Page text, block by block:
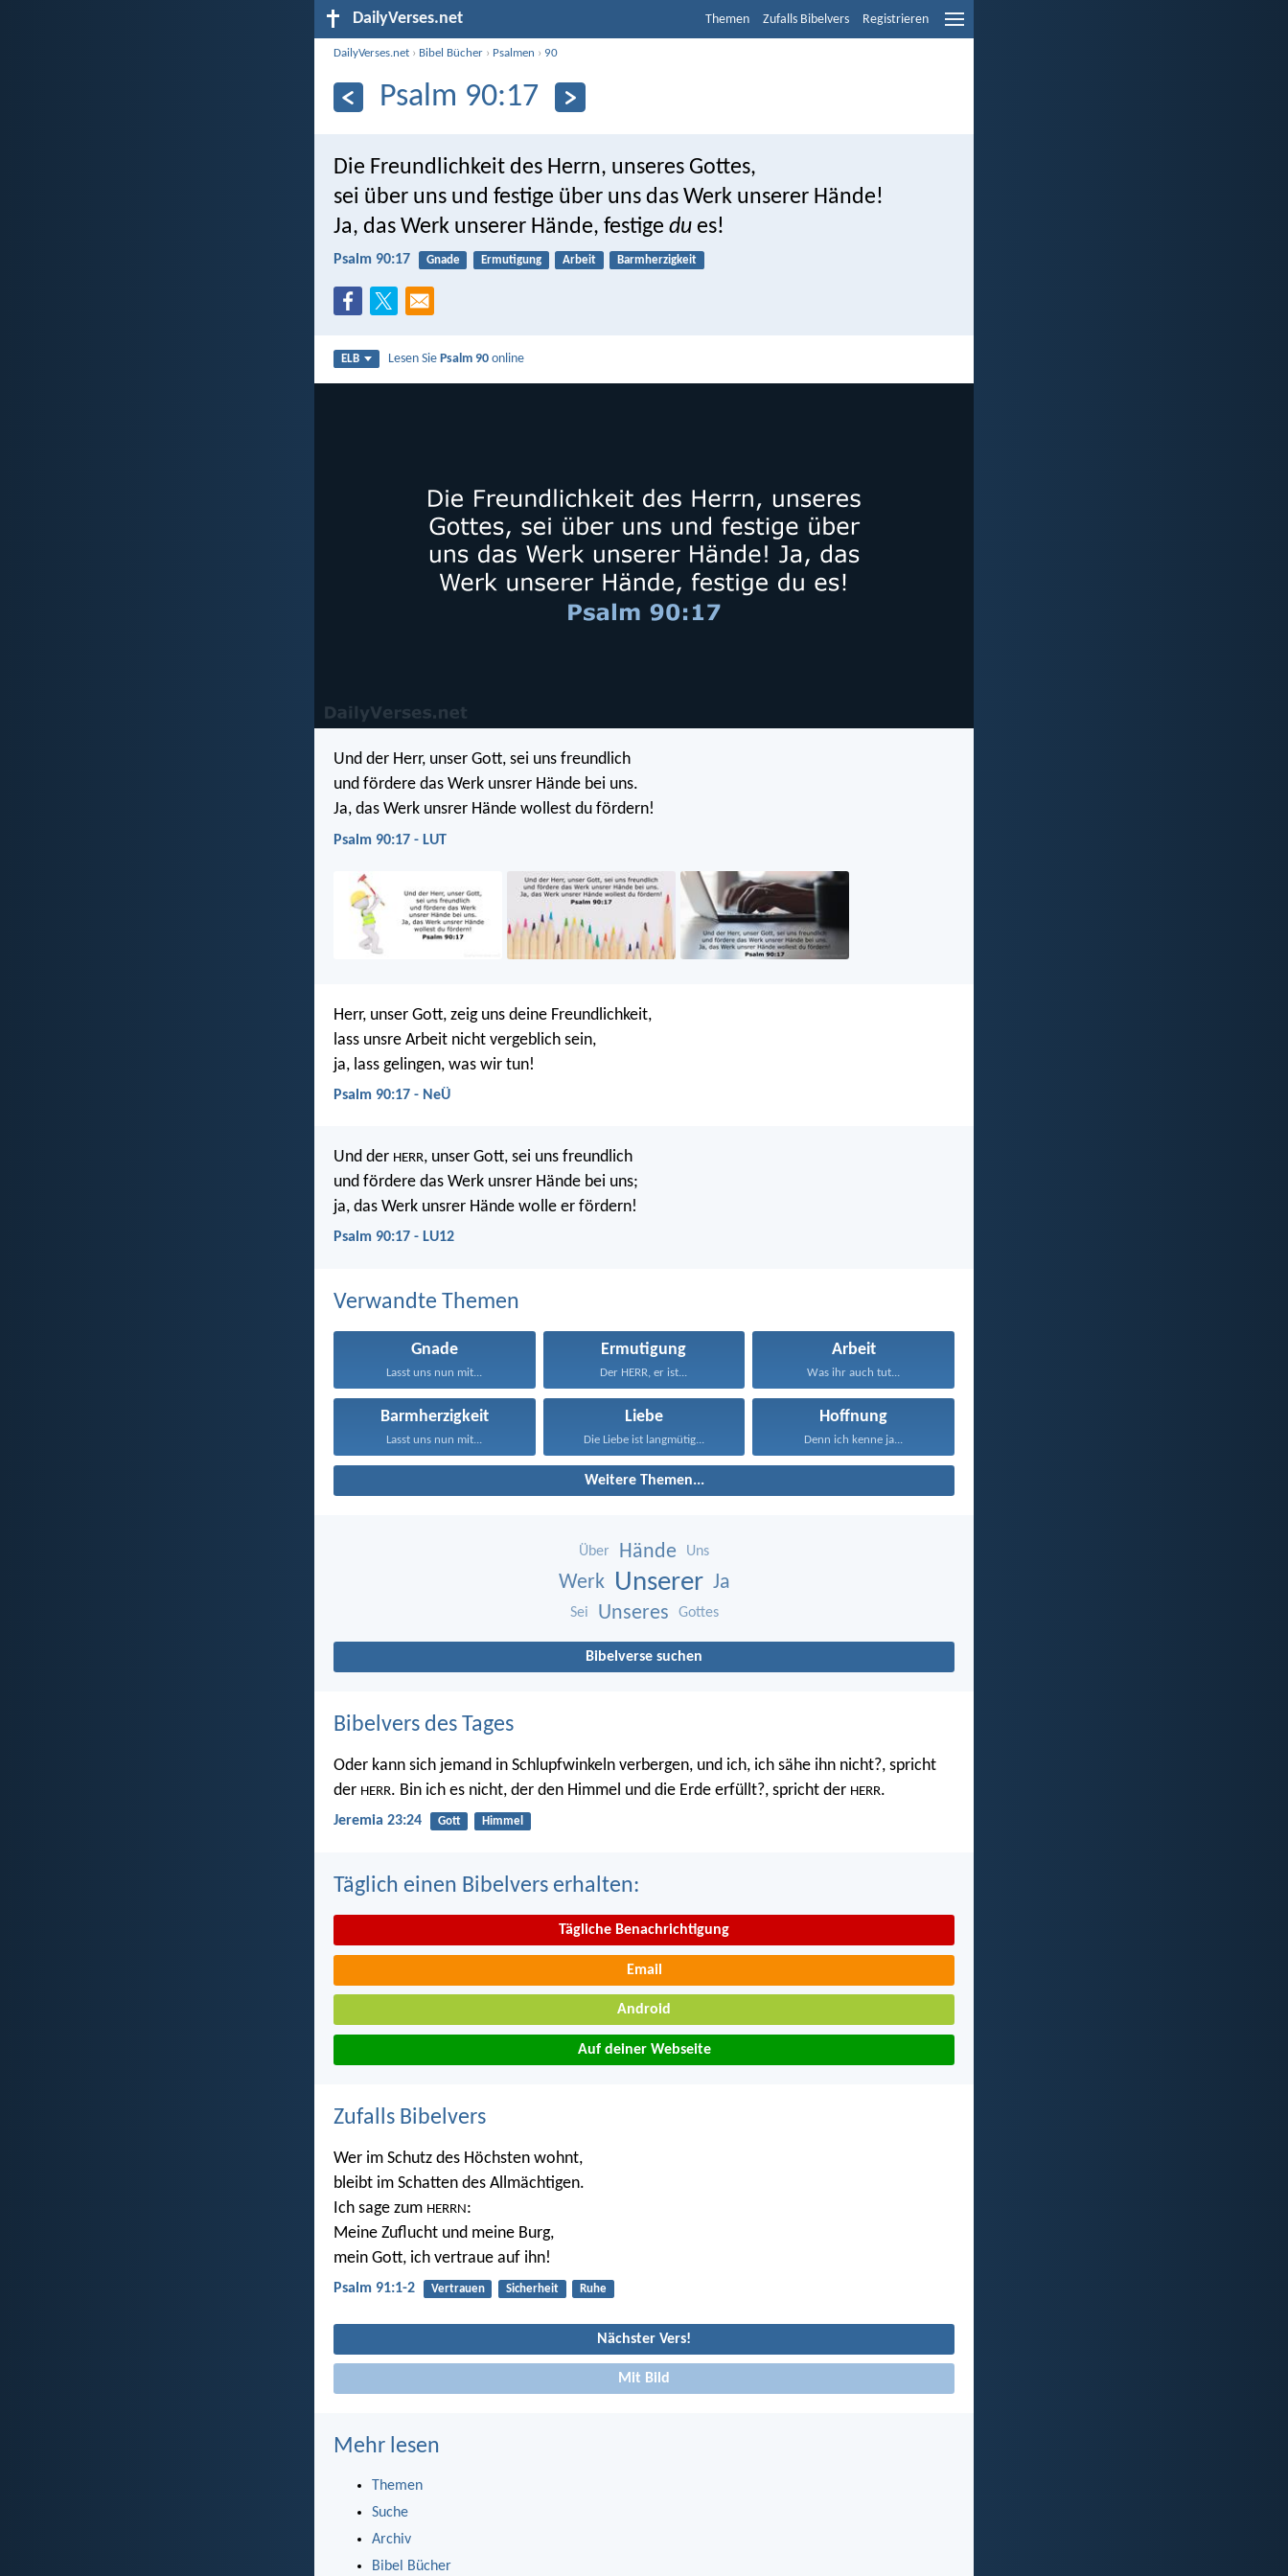
DailyVerses.net Themen Zufalls Bibelvers Registrieren
DailyVerses.net › Bibel Bücher › Psalmen › 90
Psalm 90:17
Die Freundlichkeit des Herrn, unseres Gottes,
sei über uns und festige über uns das Werk unserer Hände!
Ja, das Werk unserer Hände, festige du es!
Psalm 90:17 Gnade Ermutigung Arbeit Barmherzigkeit
ELB Lesen SiePsalm 90 online
Und der Herr, unser Gott, sei uns freundlich
und fördere das Werk unsrer Hände bei uns.
Ja, das Werk unsrer Hände wollest du fördern!
Psalm 90:17 - LUT
Herr, unser Gott, zeig uns deine Freundlichkeit,
lass unsre Arbeit nicht vergeblich sein,
ja, lass gelingen, was wir tun!
Psalm 90:17 - NeÜ
Und der HERR, unser Gott, sei uns freundlich
und fördere das Werk unsrer Hände bei uns;
ja, das Werk unsrer Hände wolle er fördern!
Psalm 90:17 - LU12
Verwandte Themen
Gnade
Lasst uns nun mit...
Ermutigung
Der HERR, er ist...
Arbeit
Was ihr auch tut...
Barmherzigkeit
Lasst uns nun mit...
Liebe
Die Liebe ist langmütig...
Hoffnung
Denn ich kenne ja...
Weitere Themen...
Über Hände Uns
Werk Unserer Ja
Sei Unseres Gottes
Bibelverse suchen
Bibelvers des Tages
Oder kann sich jemand in Schlupfwinkeln verbergen, und ich, ich sähe ihn nicht?, spricht
der HERR. Bin ich es nicht, der den Himmel und die Erde erfüllt?, spricht der HERR.
Jeremia 23:24 Gott Himmel
Täglich einen Bibelvers erhalten:
Tägliche Benachrichtigung
Email
Android
Auf deiner Webseite
Zufalls Bibelvers
Wer im Schutz des Höchsten wohnt,
bleibt im Schatten des Allmächtigen.
Ich sage zum HERRN:
Meine Zuflucht und meine Burg,
mein Gott, ich vertraue auf ihn!
Psalm 91:1-2 Vertrauen Sicherheit Ruhe
Nächster Vers!
Mit Bild
Mehr lesen
Themen
Suche
Archiv
Bibel Bücher